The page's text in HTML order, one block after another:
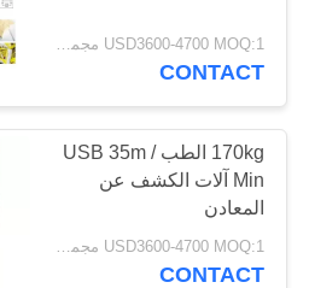
REQUEST
QUOTE
خريطة
الموقع
USD3600-4700 MOQ:1 مجموعة
CONTACT
170kg الطب USB 35m /
Min آلات الكشف عن
المعادن
CONTACT